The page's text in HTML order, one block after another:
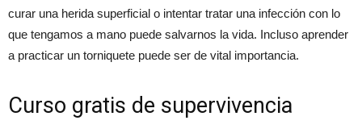
curar una herida superficial o intentar tratar una infección con lo
que tengamos a mano puede salvarnos la vida. Incluso aprender
a practicar un torniquete puede ser de vital importancia.
Curso gratis de supervivencia